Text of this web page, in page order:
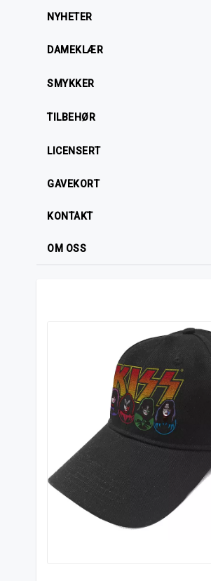
NYHETER
DAMEKLÆR
SMYKKER
TILBEHØR
LICENSERT
GAVEKORT
KONTAKT
OM OSS